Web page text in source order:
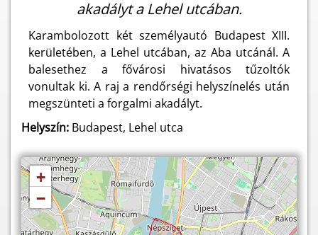
akadályt a Lehel utcában.
Karambolozott két személyautó Budapest XIII.
kerületében, a Lehel utcában, az Aba utcánál. A
balesethez a fővárosi hivatásos tűzoltók
vonultak ki. A raj a rendőrségi helyszínelés után
megszünteti a forgalmi akadályt.
Helyszín: Budapest, Lehel utca
+
−